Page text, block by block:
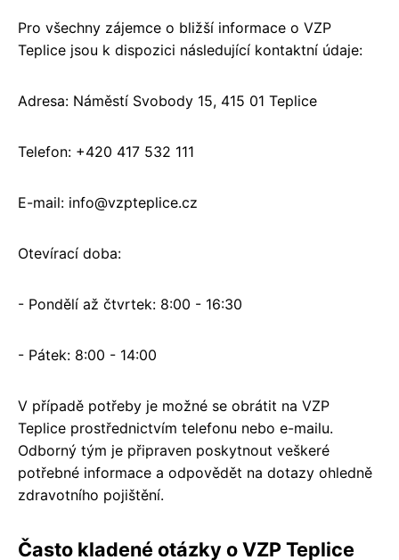
Pro všechny zájemce o bližší informace o VZP
Teplice jsou k dispozici následující kontaktní údaje:
Adresa: Náměstí Svobody 15, 415 01 Teplice
Telefon: +420 417 532 111
E-mail: info@vzpteplice.cz
Otevírací doba:
- Pondělí až čtvrtek: 8:00 - 16:30
- Pátek: 8:00 - 14:00
V případě potřeby je možné se obrátit na VZP
Teplice prostřednictvím telefonu nebo e-mailu.
Odborný tým je připraven poskytnout veškeré
potřebné informace a odpovědět na dotazy ohledně
zdravotního pojištění.
Často kladené otázky o VZP Teplice